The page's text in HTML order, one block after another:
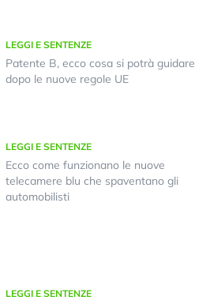
LEGGI E SENTENZE
Patente B, ecco cosa si potrà guidare
dopo le nuove regole UE
LEGGI E SENTENZE
Ecco come funzionano le nuove
telecamere blu che spaventano gli
automobilisti
LEGGI E SENTENZE